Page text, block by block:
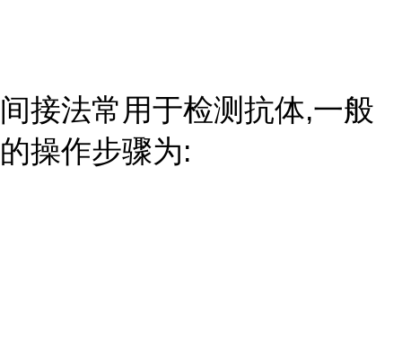
间接法常用于检测抗体,一般
的操作步骤为: